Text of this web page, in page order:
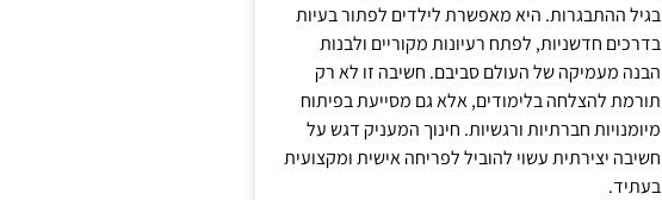
בגיל ההתבגרות. היא מאפשרת לילדים לפתור בעיות
בדרכים חדשניות, לפתח רעיונות מקוריים ולבנות
הבנה מעמיקה של העולם סביבם. חשיבה זו לא רק
תורמת להצלחה בלימודים, אלא גם מסייעת בפיתוח
מיומנויות חברתיות ורגשיות. חינוך המעניק דגש על
חשיבה יצירתית עשוי להוביל לפריחה אישית ומקצועית
בעתיד.